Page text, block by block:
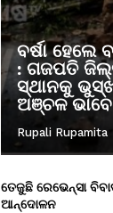
ବର୍ଷା
: ଗଜପତି
ସ୍ଥାନକୁ
ଅଞ୍ଚଳ
Rupali Rupamita
ତେଜୁଛି ରେଭେନ୍ସା
ଆନ୍ଦୋଳନ